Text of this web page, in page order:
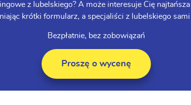
z lubelskiego? A może interesuje Cię
krótki formularz, a specjaliści z lubelskiego
Bezpłatnie, bez zobowiązań
Proszę o wycenę